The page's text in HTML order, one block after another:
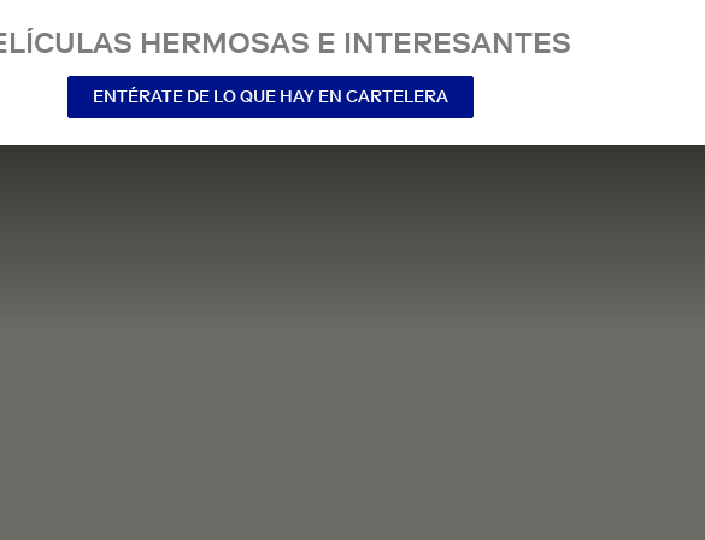
HERMOSAS E INTERESANTES
ENTÉRATE DE LO QUE HAY EN CARTELERA